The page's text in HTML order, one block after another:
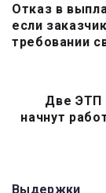
по
записям
Отказ в
если
требовании
Две ЭТП
начнут
Выдержки